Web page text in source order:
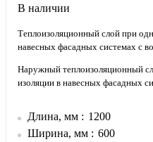
В наличии
Теплоизоляционный слой при
навесных фасадных системах с
Наружный теплоизоляционный
изоляции в навесных фасадных
Длина, мм
1200
Ширина, мм
600